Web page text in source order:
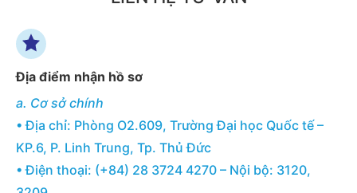
Địa điểm nhận hồ sơ
a. Cơ sở chính
• Địa chỉ: Phòng O2.609, Trường Đại học Quốc tế –
KP.6, P. Linh Trung, Tp. Thủ Đức
• Điện thoại: (+84) 28 3724 4270 – Nội bộ: 3120,